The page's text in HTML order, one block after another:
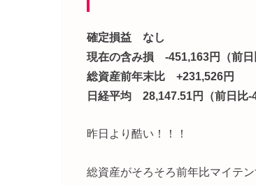
確定損益 なし
現在の含み損 -451,163円（前日
総資産前年末比 +231,526円
日経平均 28,147.51円（前日比-
昨日より酷い！！！
総資産がそろそろ前年比マイテン